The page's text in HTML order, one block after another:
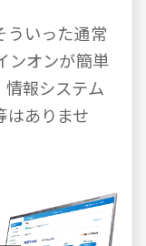
ういった通常
ンオンが簡単
報システム
はありませ